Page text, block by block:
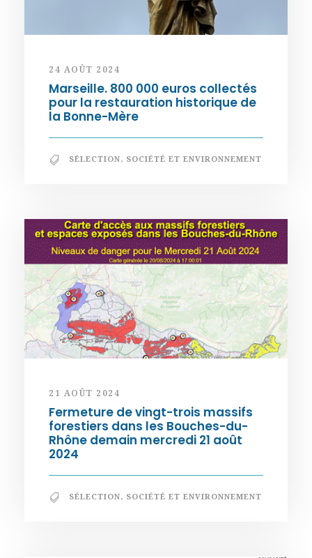
24 AOÛT 2024
Marseille. 800 000 euros collectés
pour la restauration historique de
la Bonne-Mère
SÉLECTION, SOCIÉTÉ ET ENVIRONNEMENT
21 AOÛT 2024
Fermeture de vingt-trois massifs
forestiers dans les Bouches-du-
Rhône demain mercredi 21 août
2024
SÉLECTION, SOCIÉTÉ ET ENVIRONNEMENT